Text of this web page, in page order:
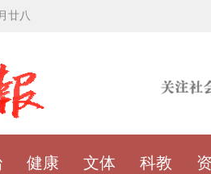
廿八
健康 文体 科教